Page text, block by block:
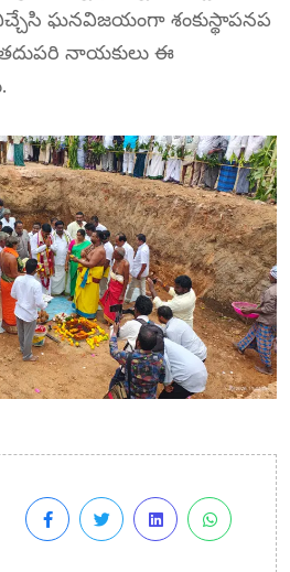
ఘనవిజయంగా శంకుస్థాపనప
తదుపరి నాయకులు ఈ